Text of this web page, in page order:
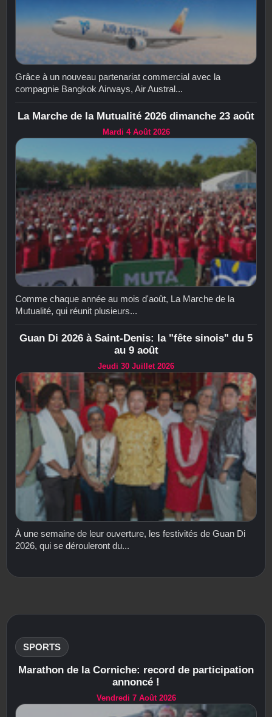
Grâce à un nouveau partenariat commercial avec la
compagnie Bangkok Airways, Air Austral...
La Marche de la Mutualité 2026 dimanche 23 août
Mardi 4 Août 2026
Comme chaque année au mois d'août, La Marche de la
Mutualité, qui réunit plusieurs...
Guan Di 2026 à Saint-Denis: la "fête sinois" du 5
au 9 août
Jeudi 30 Juillet 2026
À une semaine de leur ouverture, les festivités de Guan Di
2026, qui se dérouleront du...
SPORTS
Marathon de la Corniche: record de participation
annoncé !
Vendredi 7 Août 2026